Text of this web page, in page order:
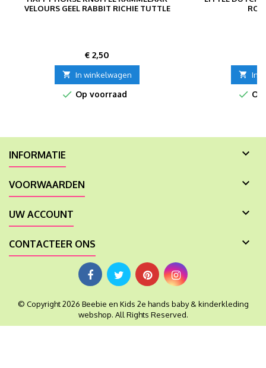
VELOURS GEEL RABBIT RICHIE TUTTLE
Prijs
€ 2,50
 In winkelwagen
 Op voorraad
 In

INFORMATIE 
VOORWAARDEN 
UW ACCOUNT 
CONTACTEER ONS 
© Copyright 2026 Beebie en Kids 2e hands baby & kinderkleding
webshop. All Rights Reserved.